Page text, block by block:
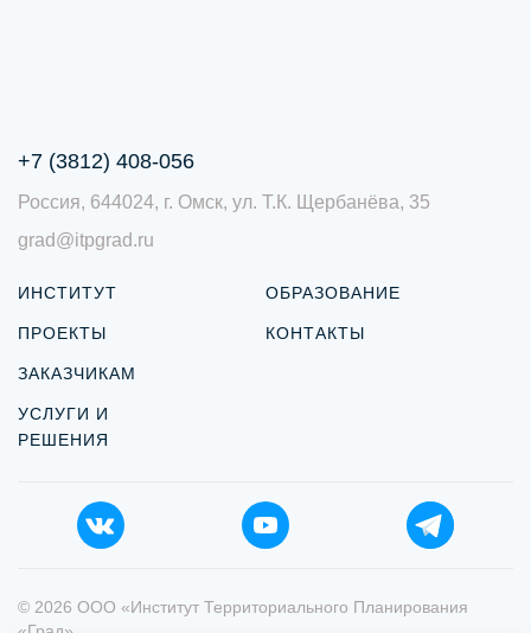
+7 (3812) 408-056
Россия, 644024, г. Омск, ул. Т.К. Щербанёва, 35
grad@itpgrad.ru
ИНСТИТУТ
ПРОЕКТЫ
ЗАКАЗЧИКАМ
УСЛУГИ И
РЕШЕНИЯ
ОБРАЗОВАНИЕ
КОНТАКТЫ
© 2026 ООО «Институт Территориального Планирования